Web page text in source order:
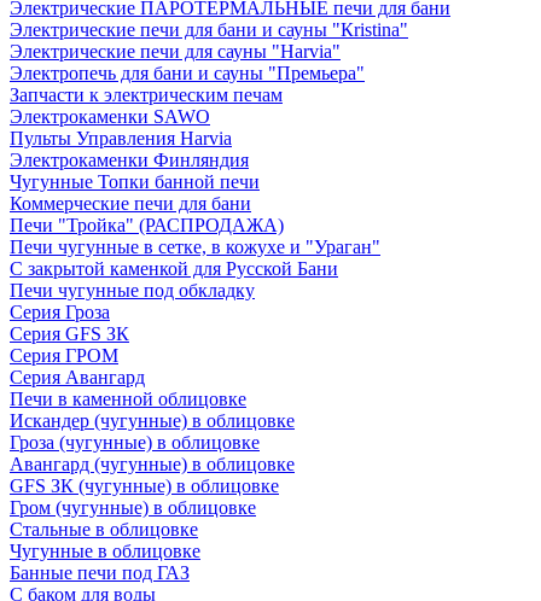
Электрические ПАРОТЕРМАЛЬНЫЕ печи для бани
Электрические печи для бани и сауны "Кristina"
Электрические печи для сауны "Harvia"
Электропечь для бани и сауны "Премьера"
Запчасти к электрическим печам
Электрокаменки SAWO
Пульты Управления Harvia
Электрокаменки Финляндия
Чугунные Топки банной печи
Коммерческие печи для бани
Печи "Тройка" (РАСПРОДАЖА)
Печи чугунные в сетке, в кожухе и "Ураган"
С закрытой каменкой для Русской Бани
Печи чугунные под обкладку
Серия Гроза
Серия GFS ЗК
Серия ГРОМ
Серия Авангард
Печи в каменной облицовке
Искандер (чугунные) в облицовке
Гроза (чугунные) в облицовке
Авангард (чугунные) в облицовке
GFS ЗК (чугунные) в облицовке
Гром (чугунные) в облицовке
Стальные в облицовке
Чугунные в облицовке
Банные печи под ГАЗ
С баком для воды